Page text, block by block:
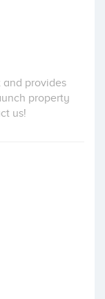
and provides
property
us!